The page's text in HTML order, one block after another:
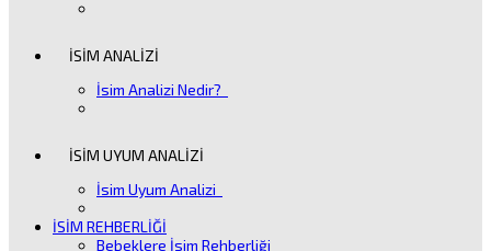
İSİM ANALİZİ
İsim Analizi Nedir?
İSİM UYUM ANALİZİ
İsim Uyum Analizi
İSİM REHBERLİĞİ
Bebeklere İsim Rehberliği